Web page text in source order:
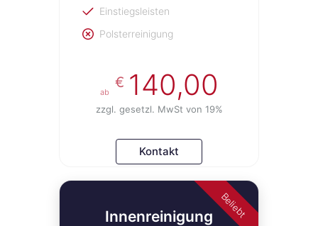
Einstiegsleisten
Polsterreinigung
ab
€ 140,00
zzgl. gesetzl. MwSt von 19%
Kontakt
Innenreinigung Beliebt